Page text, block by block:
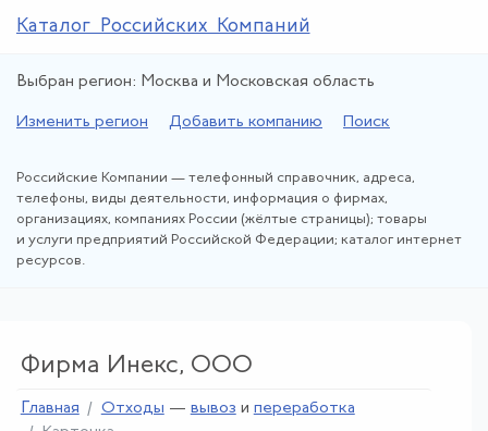
Каталог Российских Компаний
Выбран регион: Москва и Московская область
Изменить регион Добавить компанию Поиск
Российские Компании — телефонный справочник, адреса,
телефоны, виды деятельности, информация о фирмах,
организациях, компаниях России (жёлтые страницы); товары
и услуги предприятий Российской Федерации; каталог интернет
ресурсов.
Фирма Инекс, ООО
Главная Отходы — вывоз и переработка